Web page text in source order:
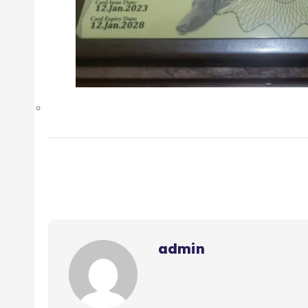
admin